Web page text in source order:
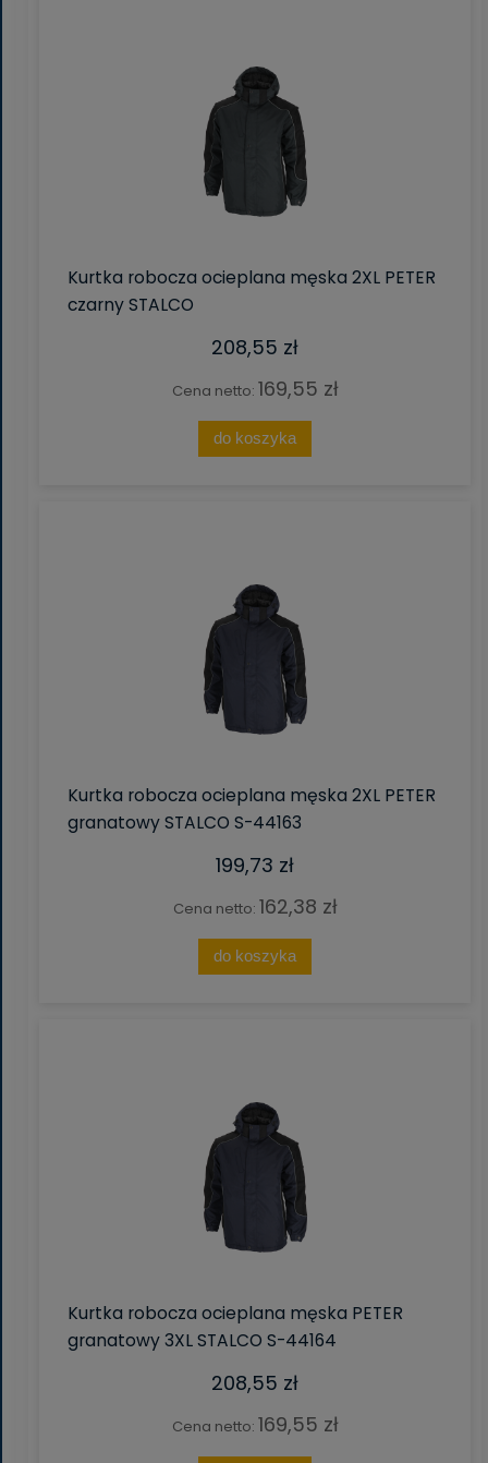
Kurtka robocza ocieplana męska 2XL PETER
czarny STALCO
208,55 zł
Cena netto: 169,55 zł
do koszyka
Kurtka robocza ocieplana męska 2XL PETER
granatowy STALCO S-44163
199,73 zł
Cena netto: 162,38 zł
do koszyka
Kurtka robocza ocieplana męska PETER
granatowy 3XL STALCO S-44164
208,55 zł
Cena netto: 169,55 zł